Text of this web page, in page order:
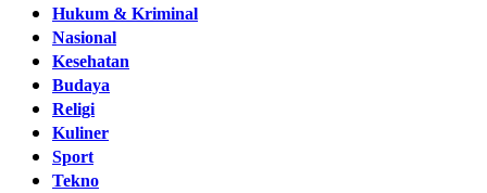
Hukum & Kriminal
Nasional
Kesehatan
Budaya
Religi
Kuliner
Sport
Tekno